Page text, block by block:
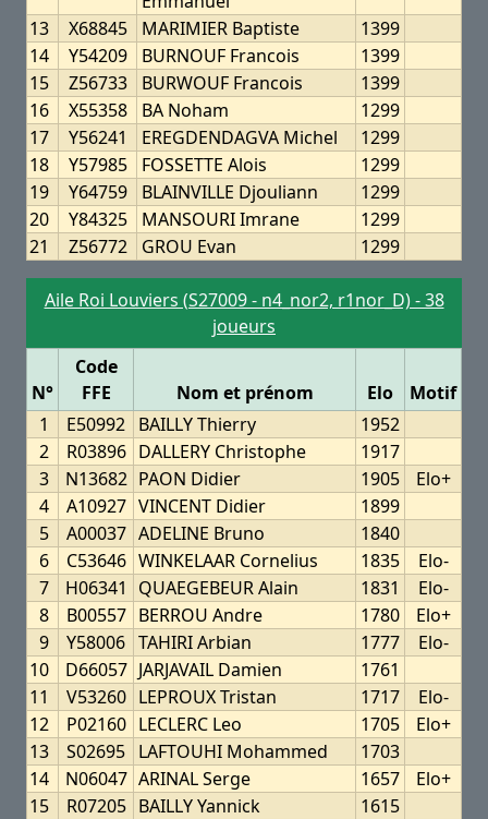
13 X68845 MARIMIER Baptiste
1399
14
Y54209 BURNOUF Francois
1399
15
Z56733 BURWOUF Francois
1399
16
X55358 BA Noham
1299
17
Y56241 EREGDENDAGVA Michel
1299
18
Y57985 FOSSETTE Alois
1299
19
Y64759 BLAINVILLE Djouliann
1299
20
Y84325 MANSOURI Imrane
1299
21
Z56772 GROU Evan 1299
Aile Roi Louviers (S27009 - n4_nor2, r1nor_D) - 38
joueurs
N°
Code
FFE
Nom et prénom Elo
Motif
1
E50992 BAILLY Thierry
1952
2
R03896 DALLERY Christophe
1917
3
N13682 PAON Didier 1905
Elo+
4
A10927 VINCENT Didier
1899
5
A00037 ADELINE Bruno
1840
6
C53646 WINKELAAR Cornelius 1835
Elo-
7
H06341 QUAEGEBEUR Alain 1831
Elo-
8
B00557 BERROU Andre 1780
Elo+
9
Y58006 TAHIRI Arbian 1777
Elo-
10
D66057 JARJAVAIL Damien
1761
11
V53260 LEPROUX Tristan 1717
Elo-
12
P02160 LECLERC Leo 1705
Elo+
13
S02695 LAFTOUHI Mohammed
1703
14
N06047 ARINAL Serge 1657
Elo+
15
R07205 BAILLY Yannick
1615